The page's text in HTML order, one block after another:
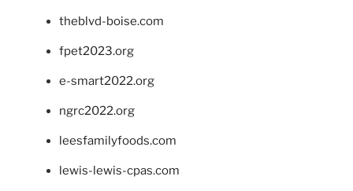
theblvd-boise.com
fpet2023.org
e-smart2022.org
ngrc2022.org
leesfamilyfoods.com
lewis-lewis-cpas.com